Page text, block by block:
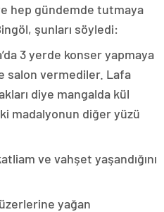
hep gündemde tutmaya
şunları söyledi:
3 yerde konser yapmaya
salon vermediler. Lafa
diye mangalda kül
ki madalyonun diğer yüzü
ve vahşet yaşandığını
yağan